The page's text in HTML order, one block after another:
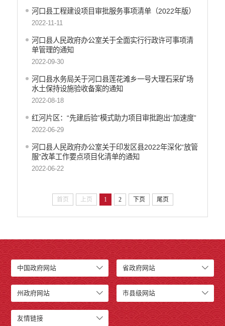
河口县工程建设项目审批服务事项清单（2022年版）
2022-11-11
河口县人民政府办公室关于全面实行行政许可事项清
单管理的通知
2022-09-30
河口县水务局关于河口县莲花滩乡一号大理石采矿场
水土保持设施验收备案的通知
2022-08-18
红河片区：“先建后验”模式助力项目审批跑出“加速度”
2022-06-29
河口县人民政府办公室关于印发区县2022年深化“放管
服”改革工作要点项目化清单的通知
2022-06-22
首页 上页 1 2 下页 尾页
中国政府网站 省政府网站
州政府网站 市县级网站
友情链接